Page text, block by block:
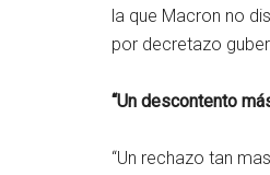
la que Macron no
por decretazo
“Un descontento
“Un rechazo tan